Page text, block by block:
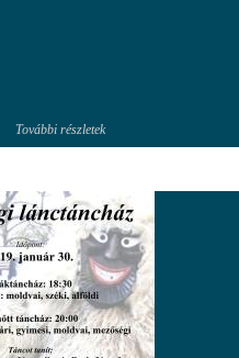
További részletek